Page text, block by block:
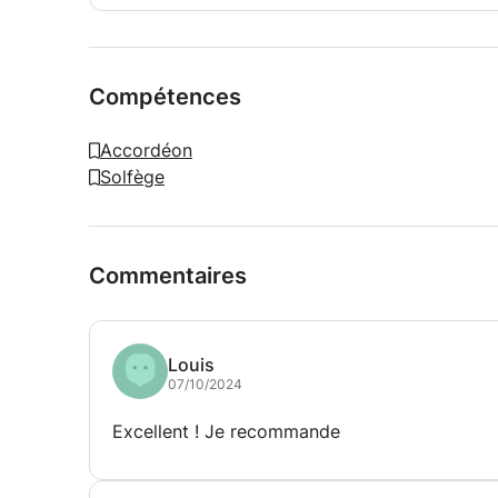
Compétences
Accordéon
Solfège
Commentaires
Louis
07/10/2024
Excellent ! Je recommande